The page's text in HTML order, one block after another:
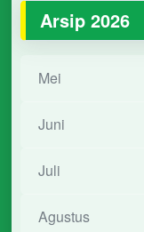
Arsip 2026
Mei
Juni
Juli
Agustus